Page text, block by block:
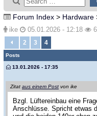
Forum Index > Hardware
ike 05.01.2026 - 12:18
2 3 4
Posts
13.01.2026 - 17:35
Zitat aus einem Post von ike
Bzgl. Lüftereinbau eine
Anschlüsse. Spricht etwas